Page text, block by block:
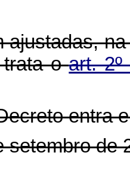
ajustadas,
trata oart.
entra
de